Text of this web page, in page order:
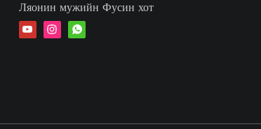
Ляонин мужийн Фусин хот